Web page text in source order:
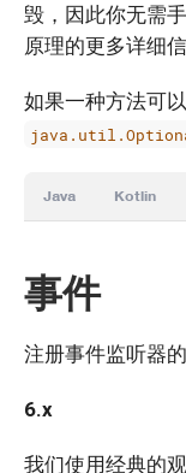
毁，因此你无需
原理的更多详细
如果一种方法可
Java Kotlin
事件
注册事件监听器
6.x
我们使用经典的